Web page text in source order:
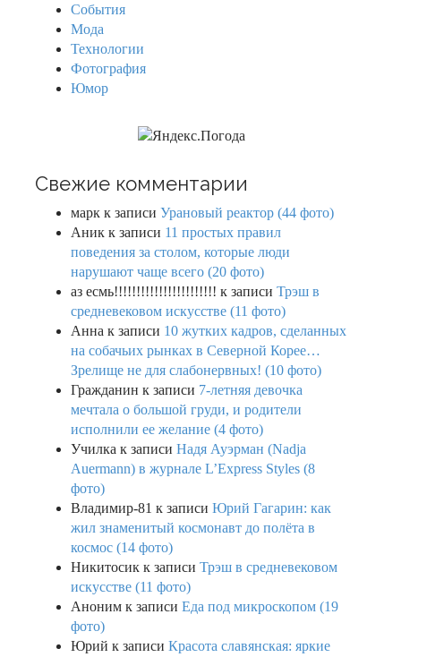
События
Мода
Технологии
Фотография
Юмор
Свежие комментарии
марк к записи Урановый реактор (44 фото)
Аник к записи 11 простых правил
поведения за столом, которые люди
нарушают чаще всего (20 фото)
аз есмь!!!!!!!!!!!!!!!!!!!!!!! к записи Трэш в
средневековом искусстве (11 фото)
Анна к записи 10 жутких кадров, сделанных
на собачьих рынках в Северной Корее…
Зрелище не для слабонервных! (10 фото)
Гражданин к записи 7-летняя девочка
мечтала о большой груди, и родители
исполнили ее желание (4 фото)
Училка к записи Надя Ауэрман (Nadja
Auermann) в журнале L’Express Styles (8
фото)
Владимир-81 к записи Юрий Гагарин: как
жил знаменитый космонавт до полёта в
космос (14 фото)
Никитосик к записи Трэш в средневековом
искусстве (11 фото)
Аноним к записи Еда под микроскопом (19
фото)
Юрий к записи Красота славянская: яркие